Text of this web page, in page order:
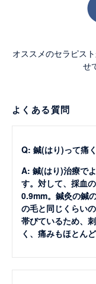
オススメのセラピス
せ
よくある質問
Q: 鍼(はり)って痛
A: 鍼(はり)治療で
す。対して、採血
0.9mm。鍼灸の鍼
の毛と同じくらい
帯びているため、
く、痛みもほとん